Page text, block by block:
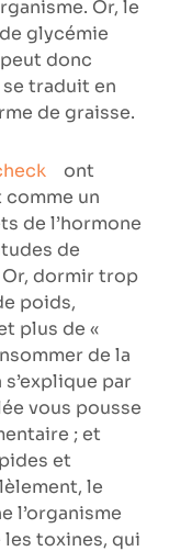
Or, le
glycémie
donc
traduit en
de graisse.
ont
un
de l’hormone
de
dormir trop
poids,
plus de «
de la
par
vous pousse
; et
et
le
l’organisme
les toxines, qui